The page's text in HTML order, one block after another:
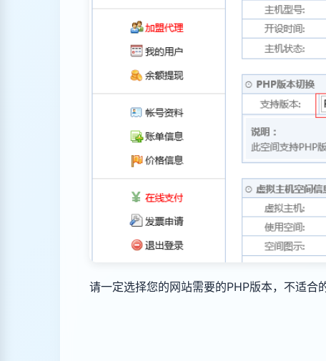
请一定选择您的网站需要的PHP版本，不适合